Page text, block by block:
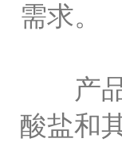
需求。
产品
酸盐和